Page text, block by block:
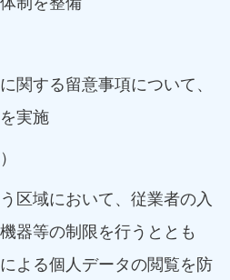
関する留意事項について、
実施
区域において、従業者の入
器等の制限を行うととも
よる個人データの閲覧を防